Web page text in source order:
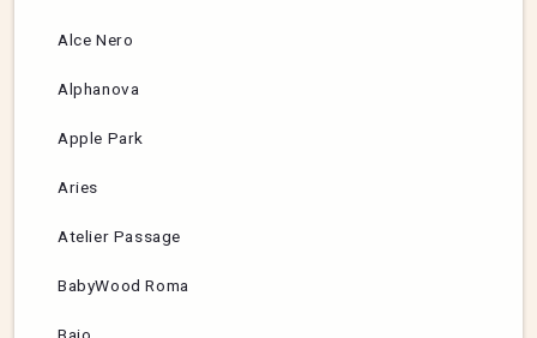
Alce Nero
Alphanova
Apple Park
Aries
Atelier Passage
BabyWood Roma